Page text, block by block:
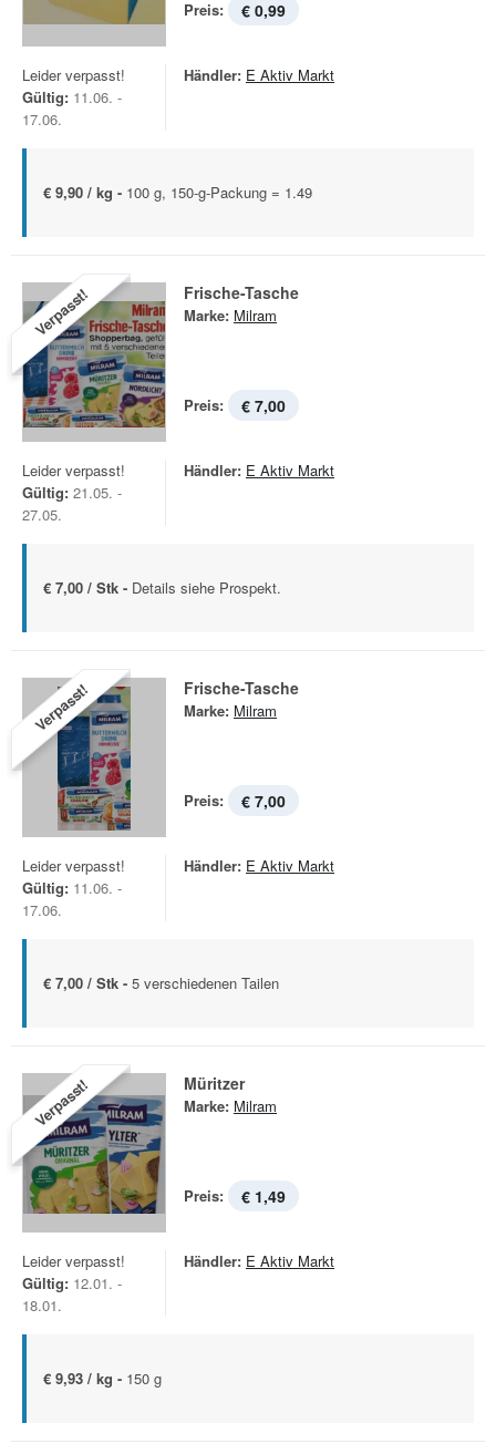
Preis: € 0,99
Leider verpasst!
Gültig: 11.06. -
17.06.
Händler: E Aktiv Markt
€ 9,90 / kg - 100 g, 150-g-Packung = 1.49
Verpasst! Frische-Tasche
Marke: Milram
Preis: € 7,00
Leider verpasst!
Gültig: 21.05. -
27.05.
Händler: E Aktiv Markt
€ 7,00 / Stk - Details siehe Prospekt.
Verpasst! Frische-Tasche
Marke: Milram
Preis: € 7,00
Leider verpasst!
Gültig: 11.06. -
17.06.
Händler: E Aktiv Markt
€ 7,00 / Stk - 5 verschiedenen Tailen
Verpasst! Müritzer
Marke: Milram
Preis: € 1,49
Leider verpasst!
Gültig: 12.01. -
18.01.
Händler: E Aktiv Markt
€ 9,93 / kg - 150 g